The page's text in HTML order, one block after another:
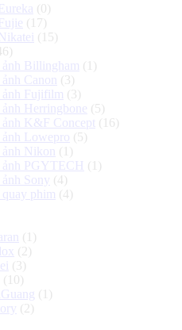
(0)
(17)
(15)
Billingham (1)
Canon
(3)
ảnh Fujifilm (3)
Herringbone (5)
K&F Concept (16)
Lowepro (5)
Nikon
(1)
PGYTECH
(1)
Sony (4)
phim (4)
(1)
(2)
(3)
(10)
(1)
(2)